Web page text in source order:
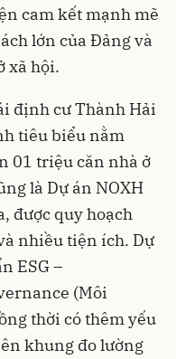
cam kết mạnh mẽ
lớn của Đảng và
xã hội.
định cư Thành Hải
tiêu biểu nằm
01 triệu căn nhà ở
là Dự án NOXH
được quy hoạch
nhiều tiện ích. Dự
ESG –
(Môi
thời có thêm yếu
khung đo lường